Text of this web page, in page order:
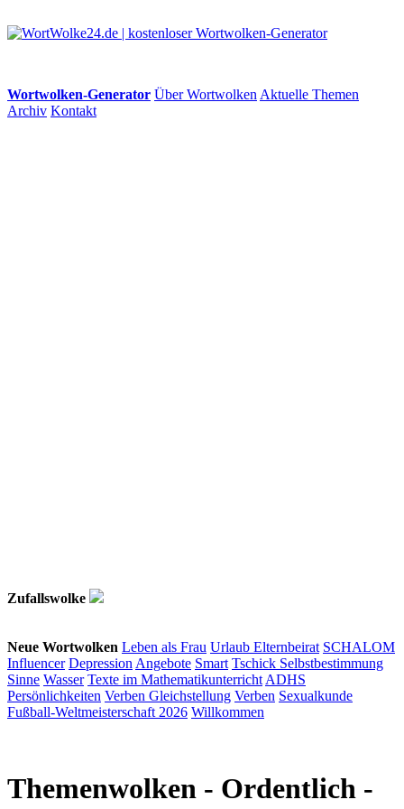
Wortwolken-Generator Über Wortwolken Aktuelle Themen
Archiv Kontakt
Zufallswolke
Neue Wortwolken Leben als Frau Urlaub Elternbeirat SCHALOM
Influencer Depression Angebote Smart Tschick Selbstbestimmung
Sinne Wasser Texte im Mathematikunterricht ADHS
Persönlichkeiten Verben Gleichstellung Verben Sexualkunde
Fußball-Weltmeisterschaft 2026 Willkommen
Themenwolken - Ordentlich -